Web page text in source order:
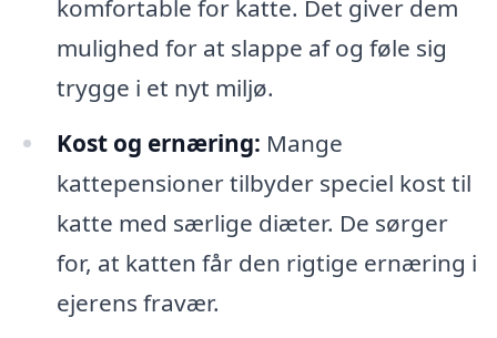
komfortable for katte. Det giver dem
mulighed for at slappe af og føle sig
trygge i et nyt miljø.
Kost og ernæring: Mange
kattepensioner tilbyder speciel kost til
katte med særlige diæter. De sørger
for, at katten får den rigtige ernæring i
ejerens fravær.